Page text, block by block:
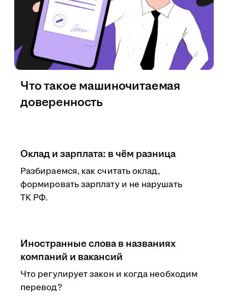
Оклад и зарплата: в чём разница
Разбираемся, как считать оклад,
формировать зарплату и не нарушать
ТК РФ.
Иностранные слова в названиях
компаний и вакансий
Что регулирует закон и когда необходим
перевод?
Что такое машиночитаемая
доверенность